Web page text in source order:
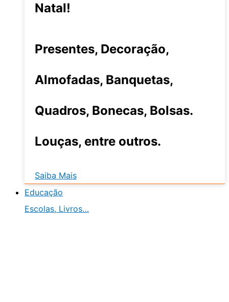
Natal!
Presentes, Decoração,
Almofadas, Banquetas,
Quadros, Bonecas, Bolsas.
Louças, entre outros.
Saiba Mais
Educação
Escolas, Livros…